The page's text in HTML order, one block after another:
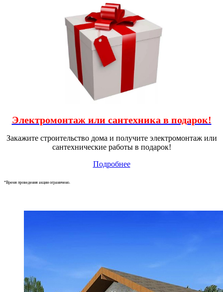
Электромонтаж или сантехника в подарок!
Закажите строительство дома и получите электромонтаж или
сантехнические работы в подарок!
Подробнее
*Время проведения акции ограничено.